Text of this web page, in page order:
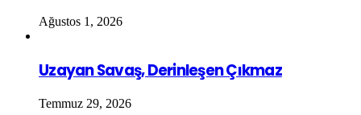
Ağustos 1, 2026
Uzayan Savaş, Derinleşen Çıkmaz
Temmuz 29, 2026